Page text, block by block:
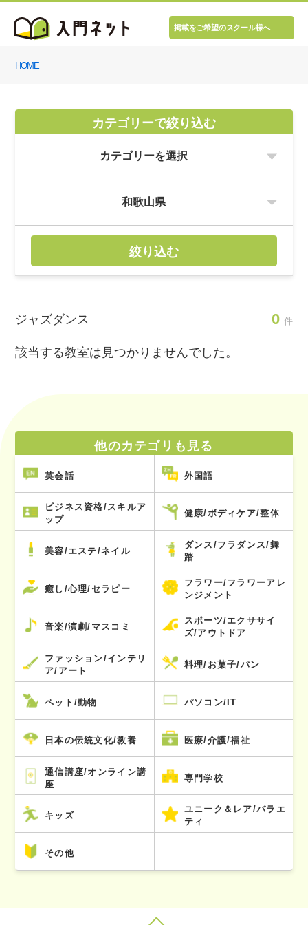
掲載をご希望のスクール様へ
HOME
カテゴリーで絞り込む
絞り込む
ジャズダンス 0 件
該当する教室は見つかりませんでした。
他のカテゴリも見る
英会話 外国語
ビジネス資格/スキルア
ップ
健康/ボディケア/整体
美容/エステ/ネイル
ダンス/フラダンス/舞
踏
癒し/心理/セラピー
フラワー/フラワーアレ
ンジメント
音楽/演劇/マスコミ
スポーツ/エクササイ
ズ/アウトドア
ファッション/インテリ
ア/アート
料理/お菓子/パン
ペット/動物 パソコン/IT
日本の伝統文化/教養 医療/介護/福祉
通信講座/オンライン講
座
専門学校
キッズ
ユニーク＆レア/バラエ
ティ
その他